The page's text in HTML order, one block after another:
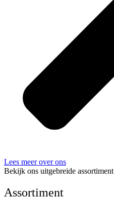
Lees meer over ons
Bekijk ons uitgebreide assortiment
Assortiment